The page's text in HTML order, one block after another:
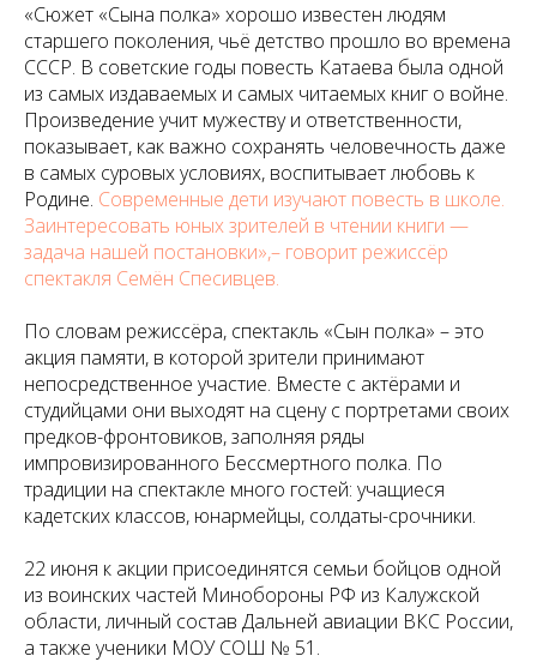
«Сюжет «Сына полка» хорошо известен людям
старшего поколения, чьё детство прошло во времена
СССР. В советские годы повесть Катаева была одной
из самых издаваемых и самых читаемых книг о войне.
Произведение учит мужеству и ответственности,
показывает, как важно сохранять человечность даже
в самых суровых условиях, воспитывает любовь к
Родине. Современные дети изучают повесть в школе.
Заинтересовать юных зрителей в чтении книги —
задача нашей постановки»,– говорит режиссёр
спектакля Семён Спесивцев.
По словам режиссёра, спектакль «Сын полка» – это
акция памяти, в которой зрители принимают
непосредственное участие. Вместе с актёрами и
студийцами они выходят на сцену с портретами своих
предков-фронтовиков, заполняя ряды
импровизированного Бессмертного полка. По
традиции на спектакле много гостей: учащиеся
кадетских классов, юнармейцы, солдаты-срочники.
22 июня к акции присоединятся семьи бойцов одной
из воинских частей Минобороны РФ из Калужской
области, личный состав Дальней авиации ВКС России,
а также ученики МОУ СОШ № 51.